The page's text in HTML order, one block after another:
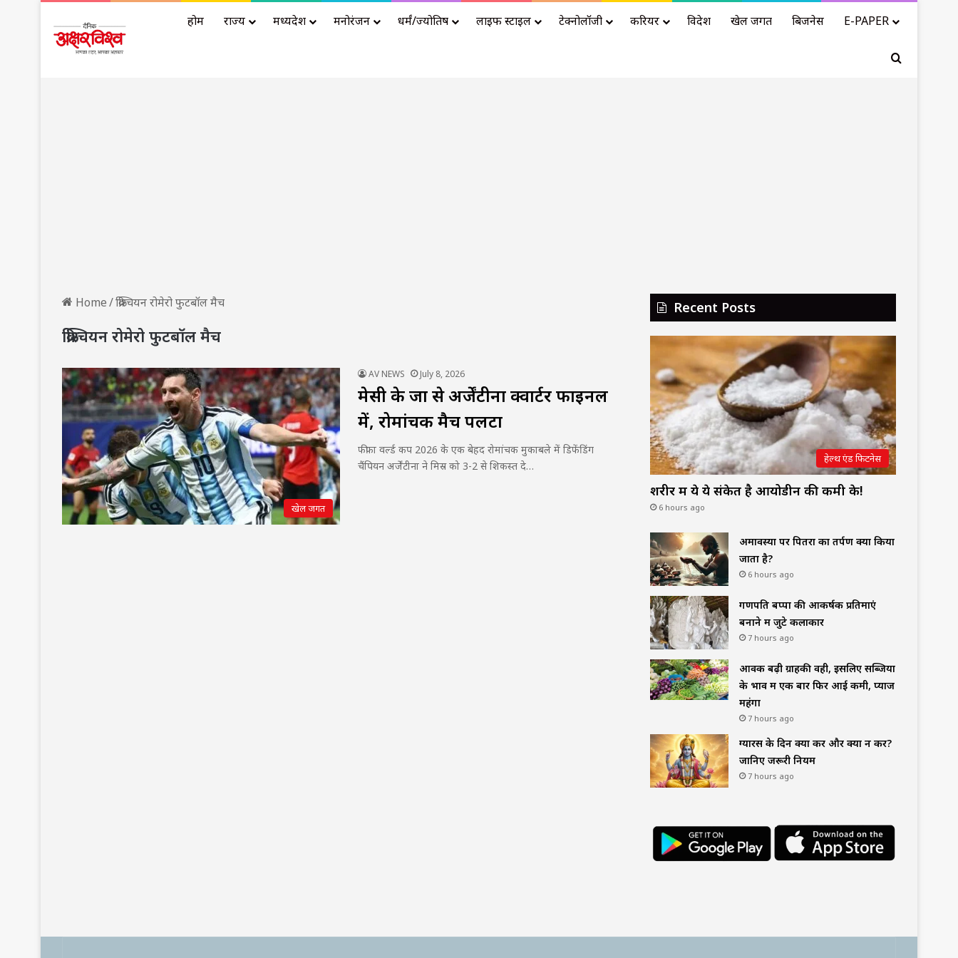
होम राज्य मध्यप्रदेश मनोरंजन धर्मं/ज्योतिष लाइफ स्टाइल टेक्नोलॉजी करियर विदेश खेल जगत बिजनेस E-PAPER
Search for
Home/क्रिश्चियन रोमेरो फुटबॉल मैच
क्रिश्चियन रोमेरो फुटबॉल मैच
खेल जगत
AV NEWS July 8, 2026
मेसी के जादू से अर्जेंटीना क्वार्टर फाइनल
में, रोमांचक मैच पलटा
फीफा वर्ल्ड कप 2026 के एक बेहद रोमांचक मुकाबले में डिफेंडिंग
चैंपियन अर्जेंटीना ने मिस्र को 3-2 से शिकस्त दे…
Recent Posts
हेल्थ एंड फिटनेस
शरीर में ये ये संकेत है आयोडीन की कमी के!
6 hours ago
अमावस्या पर पितरों का तर्पण क्यों किया
जाता है?
6 hours ago
गणपति बप्पा की आकर्षक प्रतिमाएं
बनाने में जुटे कलाकार
7 hours ago
आवक बढ़ी ग्राहकी वही, इसलिए सब्जियों
के भाव में एक बार फिर आई कमी, प्याज
महंगा
7 hours ago
ग्यारस के दिन क्या करें और क्या न करें?
जानिए जरूरी नियम
7 hours ago